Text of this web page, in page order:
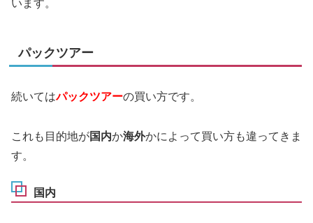
います。
パックツアー
続いてはパックツアーの買い方です。
これも目的地が国内か海外かによって買い方も違ってきま
す。
国内